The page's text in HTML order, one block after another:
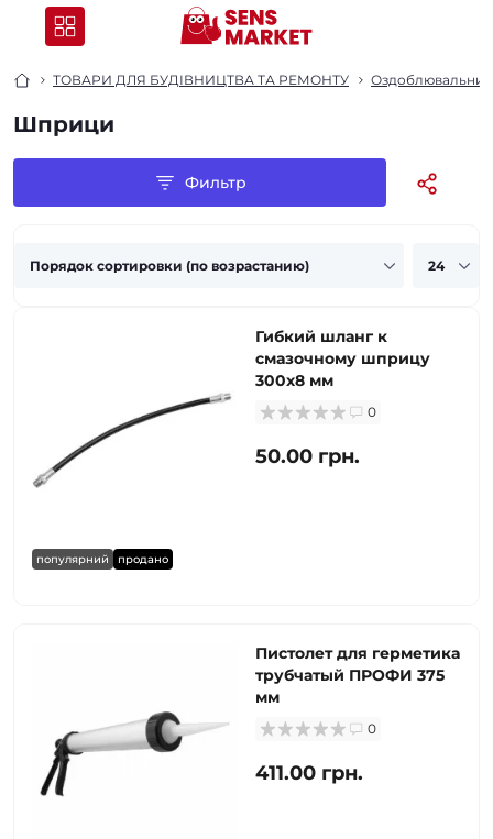
ТОВАРИ ДЛЯ БУДІВНИЦТВА ТА РЕМОНТУ Оздоблювальний
Шприци
Фильтр
популярний продано
Гибкий шланг к
смазочному шприцу
300х8 мм
0
50.00 грн.
Пистолет для герметика
трубчатый ПРОФИ 375
мм
0
411.00 грн.